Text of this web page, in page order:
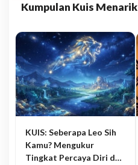
Kumpulan Kuis Menarik
KUIS: Seberapa Leo Sih
Kamu? Mengukur
Tingkat Percaya Diri dan